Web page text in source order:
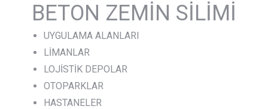
BETON ZEMİN SİLİMİ
UYGULAMA ALANLARI
LİMANLAR
LOJİSTİK DEPOLAR
OTOPARKLAR
HASTANELER